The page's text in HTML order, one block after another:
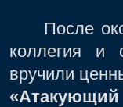
После
коллегия и
вручили